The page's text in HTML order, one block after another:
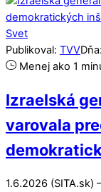
Svet
Publikoval: TVVDňa:
Menej ako 1
Izraelská
varovala
1.6.2026 (SITA.sk)